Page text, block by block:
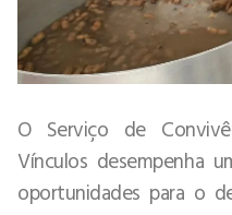
O Serviço de
Vínculos desempenha
oportunidades para o